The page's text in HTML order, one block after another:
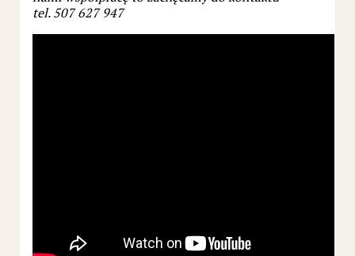
tel. 507 627 947